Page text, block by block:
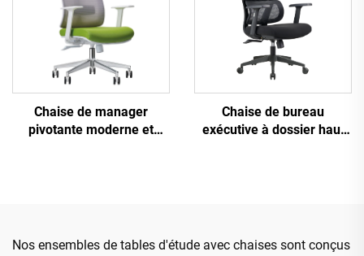
Chaise de manager
pivotante moderne et
Chaise de bureau
exécutive à dossier haut
Nos ensembles de tables d'étude avec chaises sont conçus